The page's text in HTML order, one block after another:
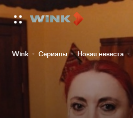
Wink Сериалы Новая невеста